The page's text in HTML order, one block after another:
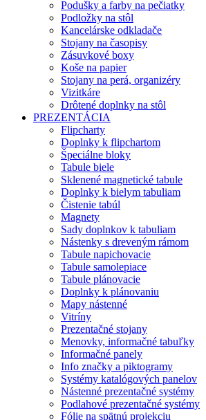
Podušky a farby na pečiatky
Podložky na stôl
Kancelárske odkladače
Stojany na časopisy
Zásuvkové boxy
Koše na papier
Stojany na perá, organizéry
Vizitkáre
Drôtené doplnky na stôl
PREZENTÁCIA
Flipcharty
Doplnky k flipchartom
Špeciálne bloky
Tabule biele
Sklenené magnetické tabule
Doplnky k bielym tabuliam
Čistenie tabúl
Magnety
Sady doplnkov k tabuliam
Nástenky s dreveným rámom
Tabule napichovacie
Tabule samolepiace
Tabule plánovacie
Doplnky k plánovaniu
Mapy nástenné
Vitríny
Prezentačné stojany
Menovky, informačné tabuľky
Informačné panely
Info značky a piktogramy
Systémy katalógových panelov
Nástenné prezentačné systémy
Podlahové prezentačné systémy
Fólie na spätnú projekciu